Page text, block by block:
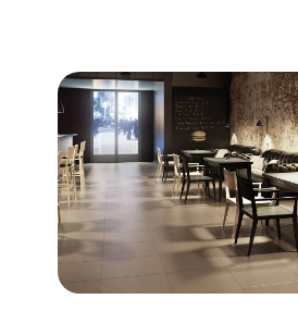
MÓJ PROFIL
KONTAKT
PL EN SK DE